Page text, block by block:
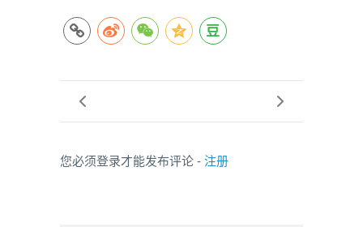
您必须登录才能发布评论 - 注册